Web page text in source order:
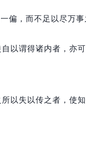
偏， 而不足以尽万事
以谓得诸内者， 亦
以失以传之者， 使